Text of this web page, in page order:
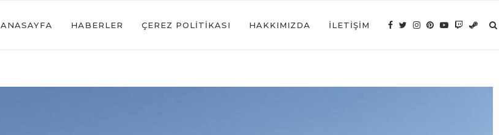
ANASAYFA HABERLER ÇEREZ POLITIKASI HAKKIMIZDA İLETIŞIM